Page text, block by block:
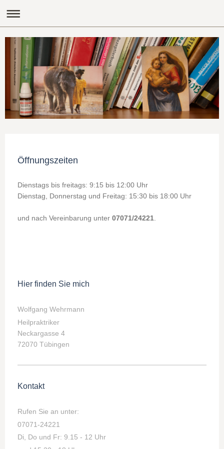
Öffnungszeiten
Dienstags bis freitags: 9:15 bis 12:00 Uhr
Dienstag, Donnerstag und Freitag: 15:30 bis 18:00 Uhr
und nach Vereinbarung unter 07071/24221
Hier finden Sie mich
Wolfgang Wehrmann
Heilpraktriker
Neckargasse 4
72070 Tübingen
Kontakt
Rufen Sie an unter:
07071-24221
Di, Do und Fr: 9.15 - 12 Uhr